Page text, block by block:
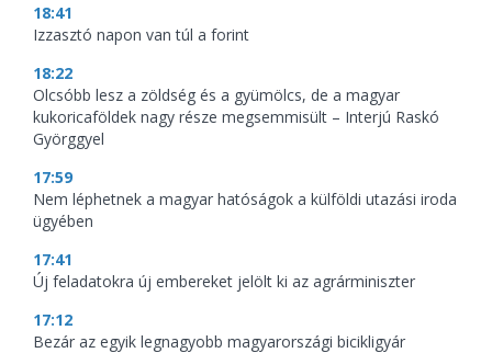
18:41
Izzasztó napon van túl a forint
18:22
Olcsóbb lesz a zöldség és a gyümölcs, de a magyar
kukoricaföldek nagy része megsemmisült – Interjú Raskó
Györggyel
17:59
Nem léphetnek a magyar hatóságok a külföldi utazási iroda
ügyében
17:41
Új feladatokra új embereket jelölt ki az agrárminiszter
17:12
Bezár az egyik legnagyobb magyarországi bicikligyár